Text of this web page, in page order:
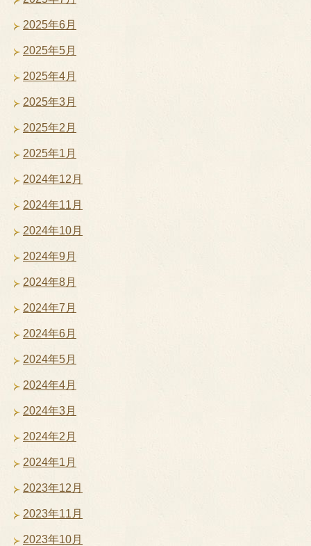
2025年6月
2025年5月
2025年4月
2025年3月
2025年2月
2025年1月
2024年12月
2024年11月
2024年10月
2024年9月
2024年8月
2024年7月
2024年6月
2024年5月
2024年4月
2024年3月
2024年2月
2024年1月
2023年12月
2023年11月
2023年10月